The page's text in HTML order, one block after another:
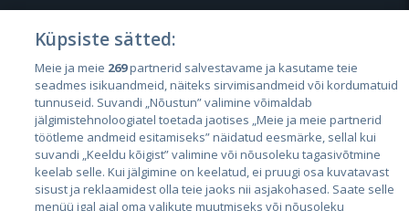
Riigid
Eesti
Läti
Leedu
Küpsiste sätted:
Meie ja meie 269partnerid salvestavame ja kasutame teie
seadmes isikuandmeid, näiteks sirvimisandmeid või kordumatuid
tunnuseid. Suvandi „Nõustun” valimine võimaldab
jälgimistehnoloogiatel toetada jaotises „Meie ja meie partnerid
töötleme andmeid esitamiseks” näidatud eesmärke, sellal kui
suvandi „Keeldu kõigist” valimine või nõusoleku tagasivõtmine
keelab selle. Kui jälgimine on keelatud, ei pruugi osa kuvatavast
sisust ja reklaamidest olla teie jaoks nii asjakohased. Saate selle
menüü igal ajal oma valikute muutmiseks või nõusoleku